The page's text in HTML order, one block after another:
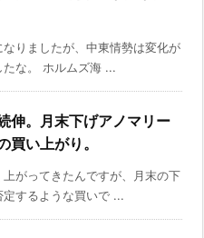
なりましたが、中東情勢は変化が
な。 ホルムズ海 ...
伸。月末下げアノマリー
買い上がり。
上がってきたんですが、月末の下
定するような買いで ...